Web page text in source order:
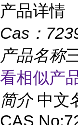
产品详情
Cas：
产品名称
看相似产
简介 中文
CAS